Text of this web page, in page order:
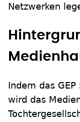
Netzwerken
Indem das
wird das